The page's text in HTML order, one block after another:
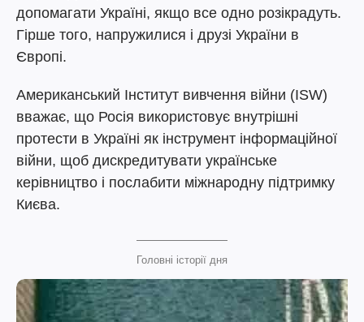
допомагати Україні, якщо все одно розікрадуть.
Гірше того, напружилися і друзі України в
Європі.
Американський Інститут вивчення війни (ISW)
вважає, що Росія використовує внутрішні
протести в Україні як інструмент інформаційної
війни, щоб дискредитувати українське
керівництво і послабити міжнародну підтримку
Києва.
Головні історії дня